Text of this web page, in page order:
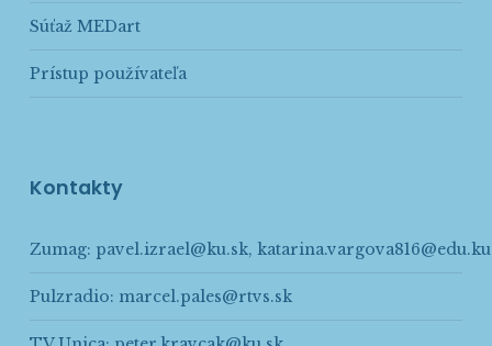
Súťaž MEDart
Prístup používateľa
Kontakty
Zumag: pavel.izrael@ku.sk,
Pulzradio: marcel.pales@rtvs.sk